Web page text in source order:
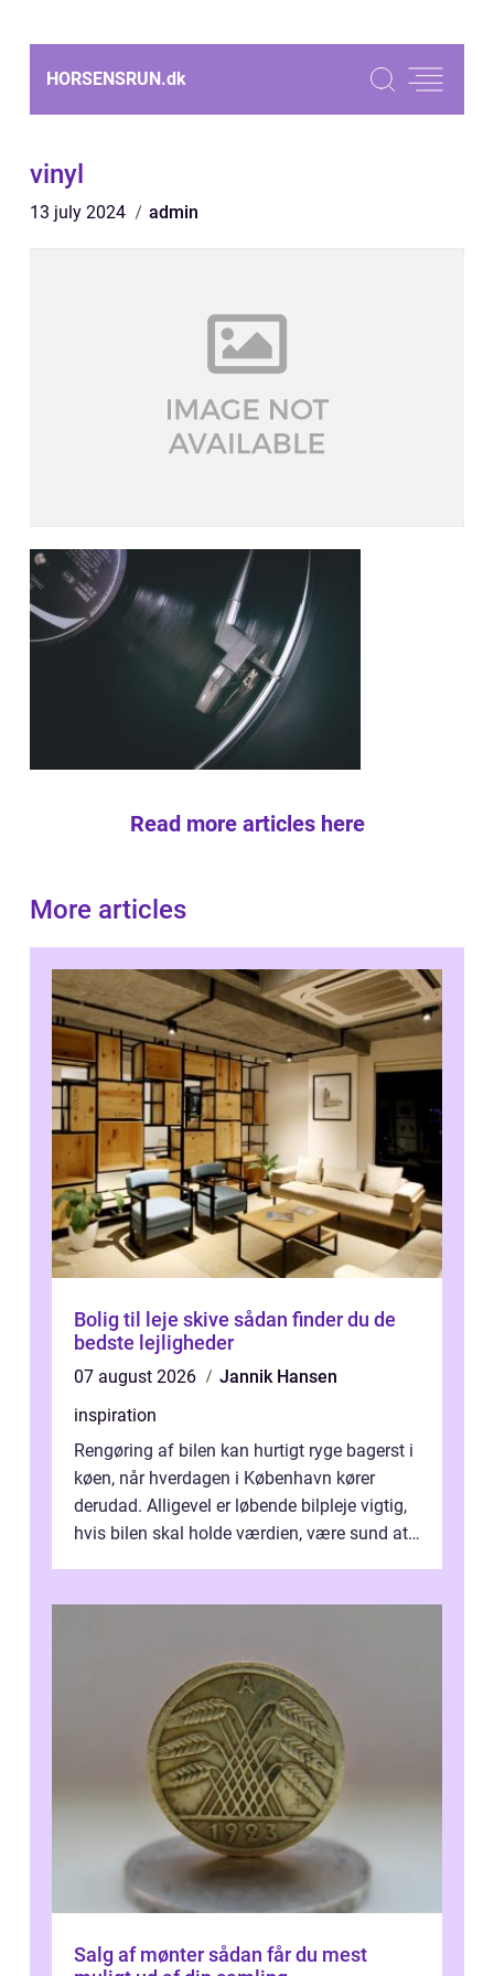
HORSENSRUN.dk
vinyl
13 july 2024 admin
Read more articles here
More articles
Bolig til leje skive sådan finder du de
bedste lejligheder
07 august 2026
Jannik Hansen
inspiration
Rengøring af bilen kan hurtigt ryge bagerst i
køen, når hverdagen i København kører
derudad. Alligevel er løbende bilpleje vigtig,
hvis bilen skal holde værdien, være sund at
Salg af mønter sådan får du mest